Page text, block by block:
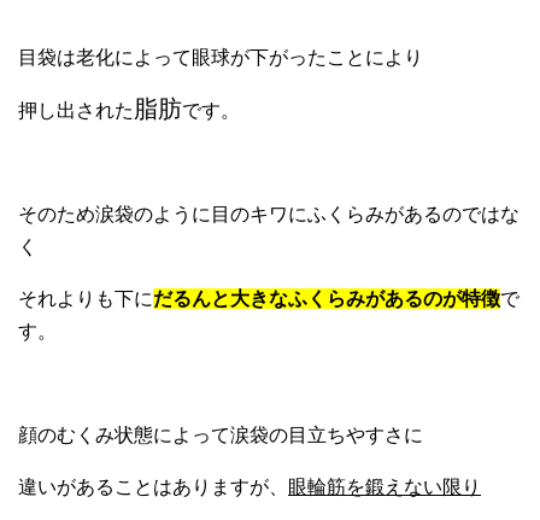
目袋は老化によって眼球が下がったことにより
押し出された 脂肪です。
そのため涙袋のように目のキワにふくらみがあるのではな
く
それよりも下にだるんと大きなふくらみがあるのが特徴で
す。
顔のむくみ状態によって涙袋の目立ちやすさに
違いがあることはありますが、 眼輪筋を鍛えない限り